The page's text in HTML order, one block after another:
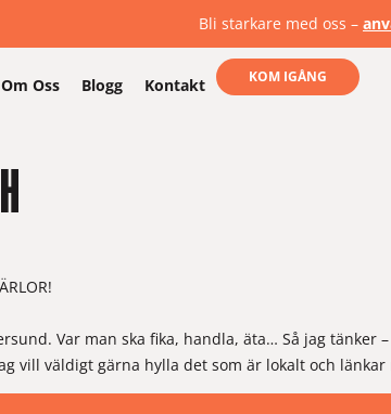
Bli starkare med oss –
Om Oss Blogg Kontakt KOM IGÅNG
Var man ska fika, handla, äta… Så jag
vill väldigt gärna hylla det som är lokalt och